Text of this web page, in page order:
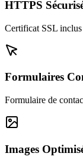
HTTPS
Certificat SSL inclus
Formulaires
Formulaire de
Images